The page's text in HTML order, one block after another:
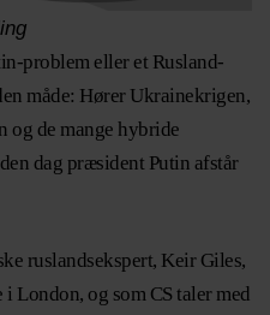
problem eller et Rusland-
måde: Hører Ukrainekrigen,
og de mange hybride
dag præsident Putin afstår
ruslandsekspert, Keir Giles,
London, og som CS taler med